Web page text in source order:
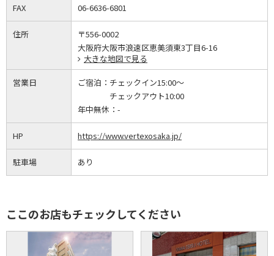
FAX 06-6636-6801
住所
〒556-0002
大阪府大阪市浪速区恵美須東3丁目6-16
大きな地図で見る
営業日 ご宿泊： チェックイン15:00～
チェックアウト10:00
年中無休： -
HP https://www.vertexosaka.jp/
駐車場 あり
ここのお店もチェックしてください